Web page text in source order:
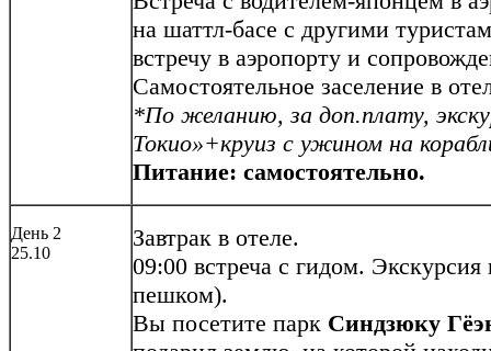
на шаттл-басе с другими
встречу в аэропорту и
Самостоятельное заселение в
*По желанию, за доп.плату,
Токио»+круиз с ужином на
Питание: самостоятельно.
День 2
25.10
Завтрак в отеле.
09:00 встреча с гидом.
пешком).
Вы посетите парк Синдзюку